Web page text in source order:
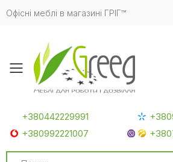
Офісні меблі в магазині ГРІГ™
Toggle mobile menu
+380442229991
+380992221007
Search